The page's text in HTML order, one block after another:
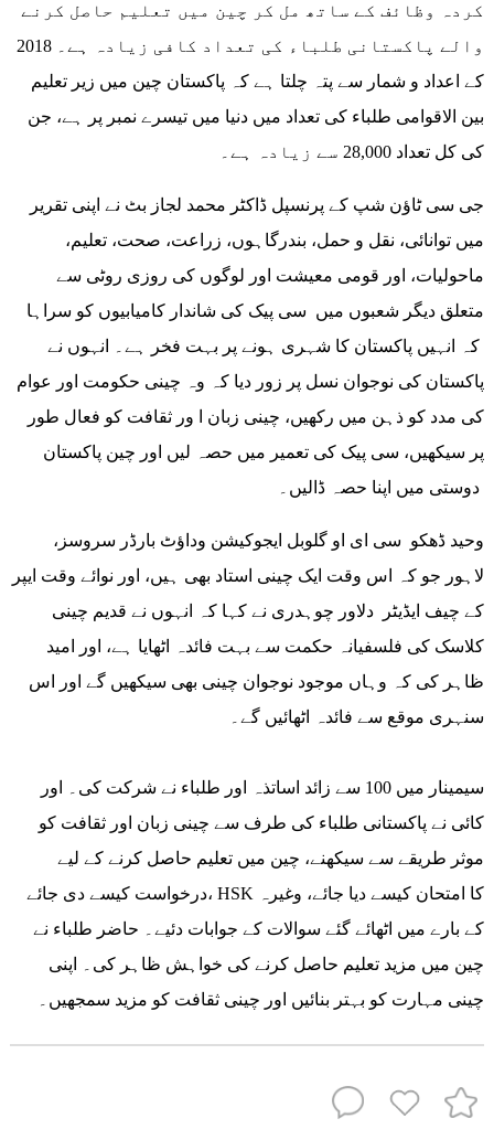
کردہ وظائف کے ساتھ مل کر چین میں تعلیم حاصل کرنے
والے پاکستانی طلباء کی تعداد کافی زیادہ ہے۔ 2018
کے اعداد و شمار سے پتہ چلتا ہے کہ پاکستان چین میں زیر تعلیم
بین الاقوامی طلباء کی تعداد میں دنیا میں تیسرے نمبر پر ہے، جن
کی کل تعداد 28,000 سے زیادہ ہے۔
جی سی ٹاؤن شپ کے پرنسپل ڈاکٹر محمد لجاز بٹ نے اپنی تقریر
میں توانائی، نقل و حمل، بندرگاہوں، زراعت، صحت، تعلیم،
ماحولیات، اور قومی معیشت اور لوگوں کی روزی روٹی سے
متعلق دیگر شعبوں میں سی پیک کی شاندار کامیابیوں کو سراہا
کہ انہیں پاکستان کا شہری ہونے پر بہت فخر ہے۔ انہوں نے
پاکستان کی نوجوان نسل پر زور دیا کہ وہ چینی حکومت اور عوام
کی مدد کو ذہن میں رکھیں، چینی زبان ا ور ثقافت کو فعال طور
پر سیکھیں، سی پیک کی تعمیر میں حصہ لیں اور چین پاکستان
لاہور جو کہ اس وقت ایک چینی استاد بھی ہیں، اور نوائے وقت ایپر
کے چیف ایڈیٹر دلاور چوہدری نے کہا کہ انہوں نے قدیم چینی
کلاسک کی فلسفیانہ حکمت سے بہت فائدہ اٹھایا ہے، اور امید
ظاہر کی کہ وہاں موجود نوجوان چینی بھی سیکھیں گے اور اس
سنہری موقع سے فائدہ اٹھائیں گے۔
سیمینار میں 100 سے زائد اساتذہ اور طلباء نے شرکت کی۔ اور
کائی نے پاکستانی طلباء کی طرف سے چینی زبان اور ثقافت کو
موثر طریقے سے سیکھنے، چین میں تعلیم حاصل کرنے کے لیے
درخواست کیسے دی جائے، HSK کا امتحان کیسے دیا جائے، وغیرہ
کے بارے میں اٹھائے گئے سوالات کے جوابات دئیے۔ حاضر طلباء نے
چین میں مزید تعلیم حاصل کرنے کی خواہش ظاہر کی۔ اپنی
چینی مہارت کو بہتر بنائیں اور چینی ثقافت کو مزید سمجھیں۔